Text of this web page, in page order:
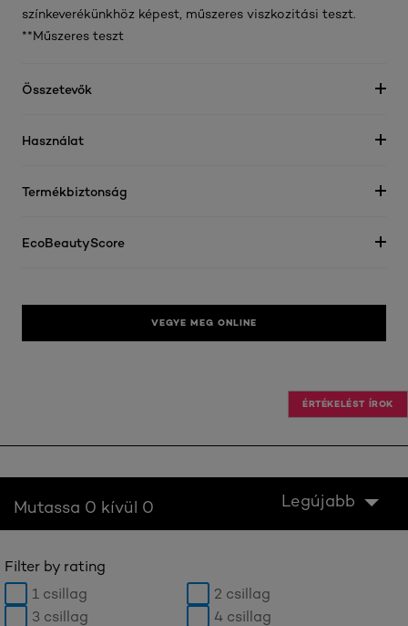
színkeverékünkhöz képest, műszeres viszkozitási teszt.
**Műszeres teszt
Összetevők
Használat
Termékbiztonság
EcoBeautyScore
VEGYE MEG ONLINE
ÉRTÉKELÉST ÍROK
Mutassa 0 kívül 0 Legújabb
Filter by rating
1 csillag
2 csillag
3 csillag
4 csillag